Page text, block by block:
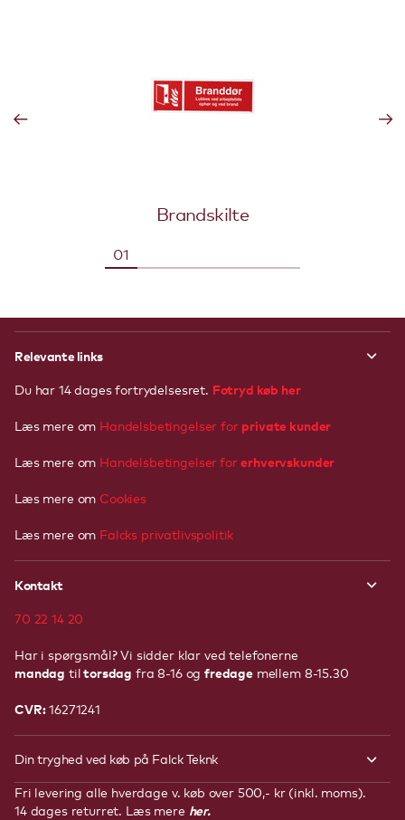
Brandskilte
Relevante links
Du har 14 dages fortrydelsesret. Fotryd køb her
Læs mere om Handelsbetingelser for private kunder
Læs mere om Handelsbetingelserforerhvervskunder
Læs mere om Cookies
Læs mere om Falcks privatlivspolitik
Kontakt
70 22 14 20
Har i spørgsmål? Vi sidder klar ved telefonerne
mandag tiltorsdag fra 8-16 ogfredagemellem 8-15.30
CVR:16271241
Din tryghed ved køb på Falck Teknk
Fri levering alle hverdage v. køb over 500,- kr (inkl. moms).
14 dages returret. Læs mere her.